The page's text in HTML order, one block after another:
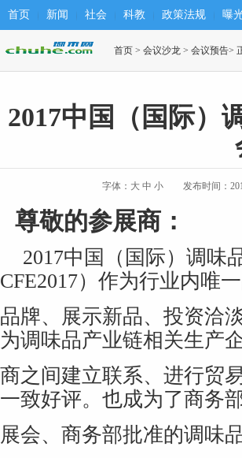
首页 新闻 社会 科教 政策法规 曝
首页 > 会议沙龙 > 会议预告>
2017中国（国际）
字体： 大 中 小 发布时间：
尊敬的参展商：
2017中国（国际）调味
CFE2017）作为行业内唯
品牌、展示新品、投资洽
为调味品产业链相关生产
商之间建立联系、进行贸
一致好评。也成为了商务
展会、商务部批准的调味